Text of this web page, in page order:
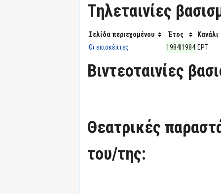
Τηλεταινίες
Σελίδα περιεχομένου Έτος
Κανάλι
Οι επισκέπτες
1984|1984 ΕΡΤ
Βιντεοταινίες
Θεατρικές
του/της: